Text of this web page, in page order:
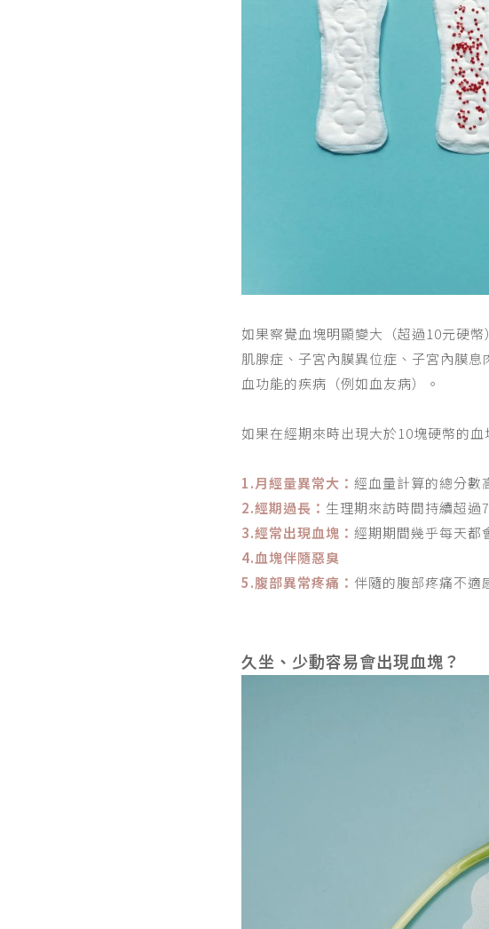
如果察覺血塊明顯變大（超過10元硬
肌腺症、子宮內膜異位症、子宮內膜
血功能的疾病（例如血友病）。
如果在經期來時出現大於10塊硬幣的
1.月經量異常大： 經血量計算的總分數
2.經期過長： 生理期來訪時間持續超過7
3.經常出現血塊： 經期期間幾乎每天都
4.血塊伴隨惡臭
5.腹部異常疼痛： 伴隨的腹部疼痛不適
久坐、少動容易會出現血塊？